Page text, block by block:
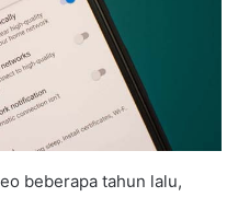
beberapa tahun lalu,